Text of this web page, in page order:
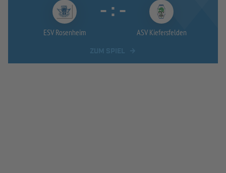
ESV Rosenheim
- : -
ASV Kiefersfelden